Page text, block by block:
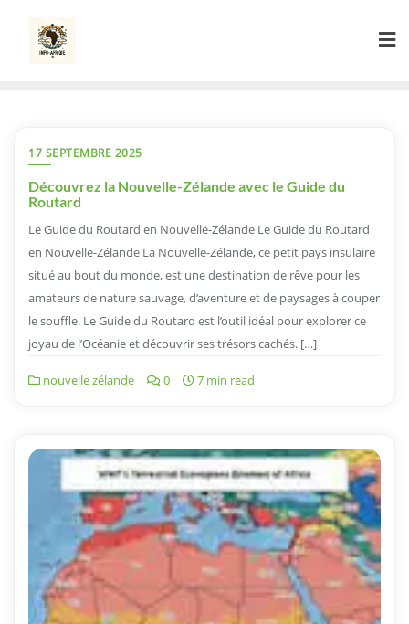
content
17 SEPTEMBRE 2025
Découvrez la Nouvelle-Zélande avec le Guide du
Routard
Le Guide du Routard en Nouvelle-Zélande Le Guide du Routard
en Nouvelle-Zélande La Nouvelle-Zélande, ce petit pays insulaire
situé au bout du monde, est une destination de rêve pour les
amateurs de nature sauvage, d’aventure et de paysages à couper
le souffle. Le Guide du Routard est l’outil idéal pour explorer ce
joyau de l’Océanie et découvrir ses trésors cachés. […]
nouvelle zélande 0 7 min read